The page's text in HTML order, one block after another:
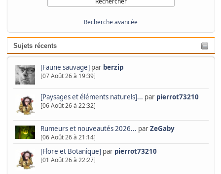
Recherche avancée
Sujets récents
[Faune sauvage] par berzip
[07 Août 26 à 19:39]
[Paysages et éléments naturels]... par pierrot73210
[06 Août 26 à 22:32]
Rumeurs et nouveautés 2026... parZeGaby
[06 Août 26 à 21:14]
[Flore et Botanique]par pierrot73210
[01 Août 26 à 22:27]